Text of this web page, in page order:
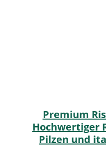
Premium
Hochwertiger
Pilzen und